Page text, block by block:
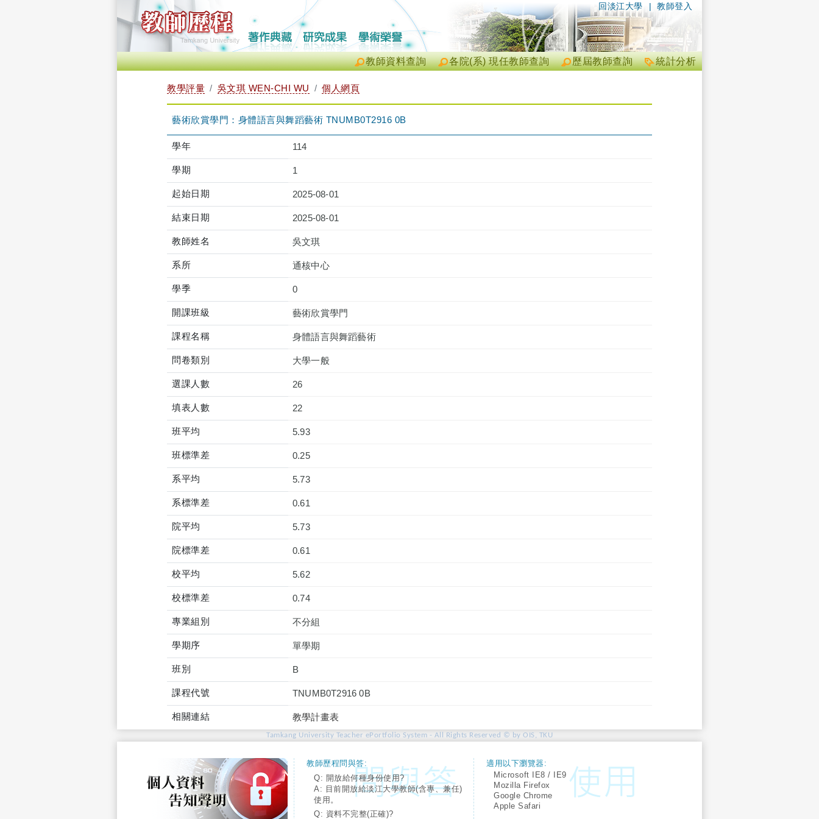
| 教師登入
回淡江大學
統計分析
歷屆教師查詢
各院(系) 現任教師查詢
教師資料查詢
教學評量 吳文琪 WEN-CHI WU 個人網頁
藝術欣賞學門：身體語言與舞蹈藝術 TNUMB0T2916 0B
學年 114
學期 1
起始日期 2025-08-01
結束日期 2025-08-01
教師姓名 吳文琪
系所 通核中心
學季 0
開課班級 藝術欣賞學門
課程名稱 身體語言與舞蹈藝術
問卷類別 大學一般
選課人數 26
填表人數 22
班平均 5.93
班標準差 0.25
系平均 5.73
系標準差 0.61
院平均 5.73
院標準差 0.61
校平均 5.62
校標準差 0.74
專業組別 不分組
學期序 單學期
班別 B
課程代號 TNUMB0T2916 0B
相關連結 教學計畫表
Tamkang University Teacher ePortfolio System - All Rights Reserved © by OIS, TKU
教師歷程問與答:
Q: 開放給何種身份使用?
A: 目前開放給淡江大學教師(含專、兼任)
使用。
Q: 資料不完整(正確)?
適用以下瀏覽器:
Microsoft IE8 / IE9
Mozilla Firefox
Google Chrome
Apple Safari